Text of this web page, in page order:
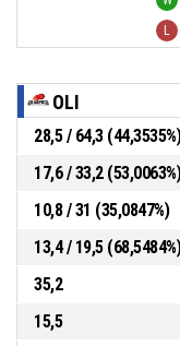
OLI
28,5 / 64,3 (44,3535%)
17,6 / 33,2 (53,0063%)
10,8 / 31 (35,0847%)
13,4 / 19,5 (68,5484%)
35,2
15,5